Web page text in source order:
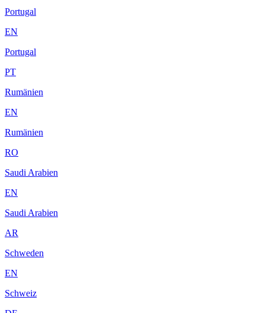
Portugal
EN
Portugal
PT
Rumänien
EN
Rumänien
RO
Saudi Arabien
EN
Saudi Arabien
AR
Schweden
EN
Schweiz